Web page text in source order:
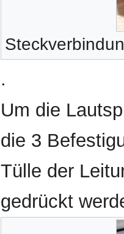
.
Um die
die 3
Tülle der
gedrückt